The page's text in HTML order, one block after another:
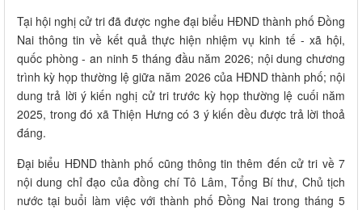
Tại hội nghị cử tri đã được nghe đại biểu HĐND thành phố Đồng
Nai thông tin về kết quả thực hiện nhiệm vụ kinh tế - xã hội,
quốc phòng - an ninh 5 tháng đầu năm 2026; nội dung chương
trình kỳ họp thường lệ giữa năm 2026 của HĐND thành phố; nội
dung trả lời ý kiến nghị cử tri trước kỳ họp thường lệ cuối năm
2025, trong đó xã Thiện Hưng có 3 ý kiến đều được trả lời thoả
đáng.
Đại biểu HĐND thành phố cũng thông tin thêm đến cử tri về 7
nội dung chỉ đạo của đồng chí Tô Lâm, Tổng Bí thư, Chủ tịch
nước tại buổi làm việc với thành phố Đồng Nai trong tháng 5